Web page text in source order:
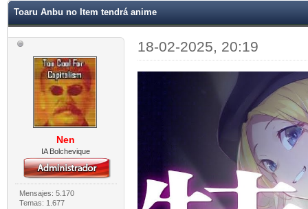
Toaru Anbu no Item tendrá anime
Nen
IA Bolchevique
Mensajes: 5.170
Temas: 1.677
18-02-2025, 20:19